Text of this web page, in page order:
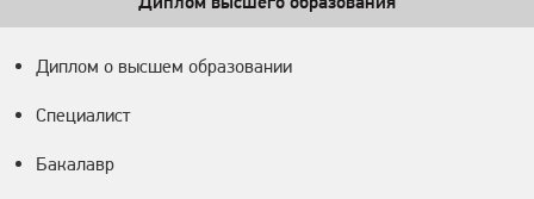
Диплом о высшем образовании
Специалист
Бакалавр